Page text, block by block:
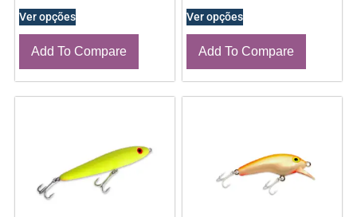
Ver opções
Add To Compare
Ver opções
Add To Compare